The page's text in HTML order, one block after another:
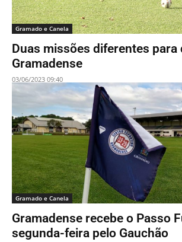
Gramado e Canela
Duas missões diferentes para
Gramadense
03/06/2023 09:40
Gramado e Canela
Gramadense recebe o Passo
segunda-feira pelo Gauchão